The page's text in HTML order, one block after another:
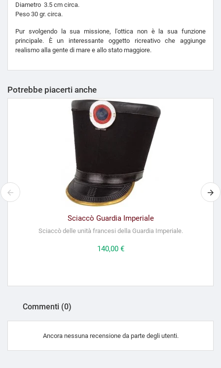
Diametro 3.5 cm circa.
Peso 30 gr. circa.
Pur svolgendo la sua missione, l'ottica non è la sua funzione
principale. È un interessante oggetto ricreativo che aggiunge
realismo alla gente di mare e allo stato maggiore.
Potrebbe piacerti anche
Sciaccò Guardia Imperiale
Sciaccò delle unità francesi della Guardia Imperiale.
Prezzo
140,00 €
Commenti (0)
Ancora nessuna recensione da parte degli utenti.